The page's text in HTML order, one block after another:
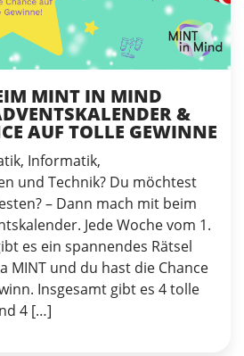
MINT IN MIND
&
AUF TOLLE GEWINNE
Informatik,
und Technik? Du möchtest
– Dann mach mit beim
Jede Woche vom 1.
es ein spannendes Rätsel
MINT und du hast die Chance
Insgesamt gibt es 4 tolle
4 […]